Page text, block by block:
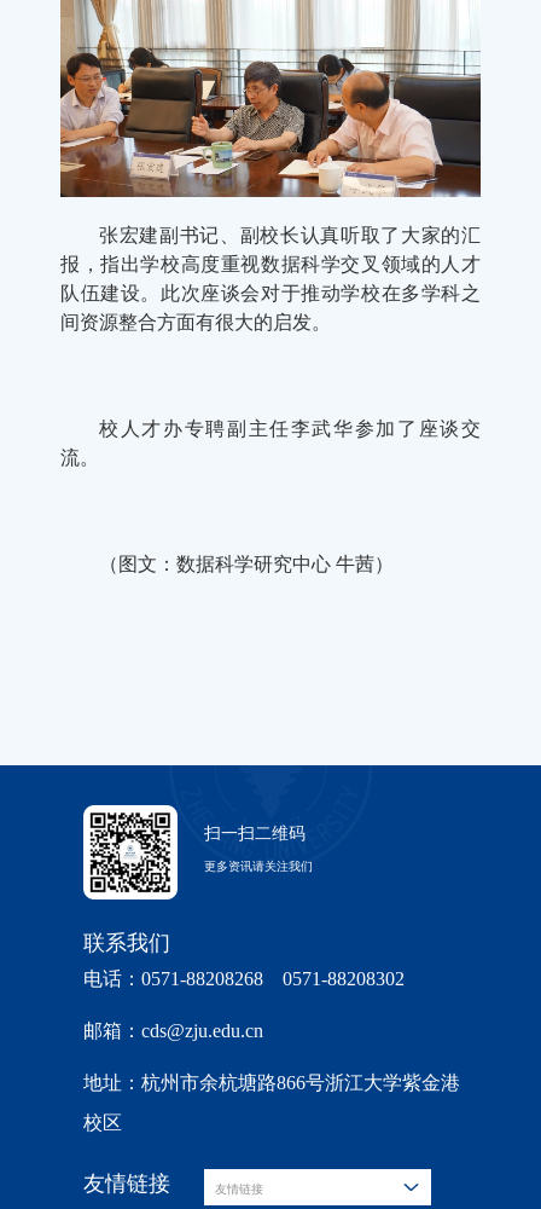
张宏建副书记、副校长认真听取了大家的汇
报，指出学校高度重视数据科学交叉领域的人才
队伍建设。此次座谈会对于推动学校在多学科之
间资源整合方面有很大的启发。
校人才办专聘副主任李武华参加了座谈交
流。
（图文：数据科学研究中心 牛茜）
扫一扫二维码
更多资讯请关注我们
联系我们
电话：0571-88208268 0571-88208302
邮箱：cds@zju.edu.cn
地址：杭州市余杭塘路866号浙江大学紫金港
校区
友情链接 友情链接